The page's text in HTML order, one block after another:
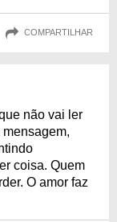
COMPARTILHAR
não vai ler
coisa. Quem
O amor faz